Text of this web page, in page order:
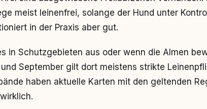
meist leinenfrei, solange der Hund unter
in der Praxis aber gut.
in Schutzgebieten aus oder wenn die Almen
September gilt dort meistens strikte
haben aktuelle Karten mit den geltenden